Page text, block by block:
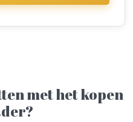
met het kopen